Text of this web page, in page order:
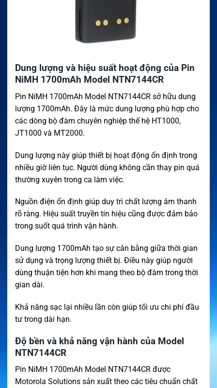
Dung lượng và hiệu suất hoạt động của Pin
NiMH 1700mAh Model NTN7144CR
Pin NiMH 1700mAh Model NTN7144CR sở hữu dung
lượng 1700mAh. Đây là mức dung lượng phù hợp cho
các dòng bộ đàm chuyên nghiệp thế hệ HT1000,
JT1000 và MT2000.
Dung lượng này giúp thiết bị hoạt động ổn định trong
nhiều giờ liên tục. Người dùng không cần thay pin quá
thường xuyên trong ca làm việc.
Nguồn điện ổn định giúp duy trì chất lượng âm thanh
rõ ràng. Hiệu suất truyền tín hiệu cũng được đảm bảo
trong suốt quá trình vận hành.
Dung lượng 1700mAh tạo sự cân bằng giữa thời gian
sử dụng và trọng lượng thiết bị. Điều này giúp người
dùng thuận tiện hơn khi mang theo bộ đàm trong thời
gian dài.
Khả năng sạc lại nhiều lần còn giúp tối ưu chi phí đầu
tư trong dài hạn.
Độ bền và khả năng vận hành của Model
NTN7144CR
Pin NiMH 1700mAh Model NTN7144CR được
Motorola Solutions sản xuất theo các tiêu chuẩn chất